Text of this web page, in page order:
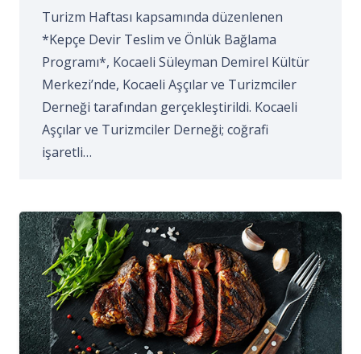
Turizm Haftası kapsamında düzenlenen
*Kepçe Devir Teslim ve Önlük Bağlama
Programı*, Kocaeli Süleyman Demirel Kültür
Merkezi’nde, Kocaeli Aşçılar ve Turizmciler
Derneği tarafından gerçekleştirildi. Kocaeli
Aşçılar ve Turizmciler Derneği; coğrafi
işaretli…